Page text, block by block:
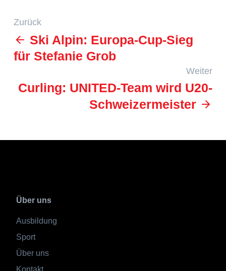
Zurück
Ski Alpin: Europa-Cup-Sieg
für Stefanie Grob
Weiter
Curling: UNITED-Team wird U20-
Schweizermeister
Über uns
Ausbildung
Sport
Über uns
Kontakt